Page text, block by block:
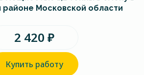
Московской области
2 420 ₽
Купить работу